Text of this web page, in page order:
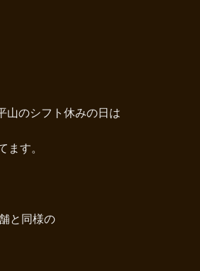
山のシフト休みの日は
ます。
と同様の